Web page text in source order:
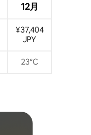
12月
¥37,404
JPY
23°C